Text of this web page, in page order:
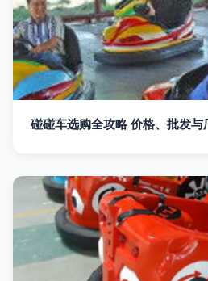
碰碰车选购全攻略 价格、批发与